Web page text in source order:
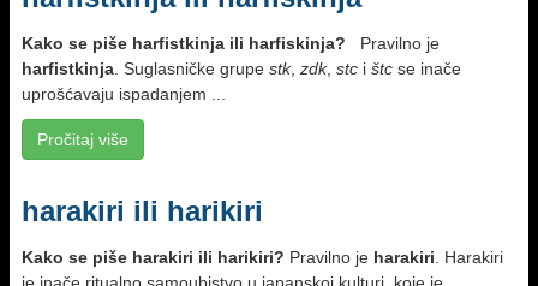
Kako se piše harfistkinja ili harfiskinja? Pravilno je
harfistkinja . Suglasničke grupe stk, zdk, stc i štc se inače
uprošćavaju ispadanjem ...
Pročitaj više
harakiri ili harikiri
Kako se piše harakiri ili harikiri? Pravilno je harakiri . Harakiri